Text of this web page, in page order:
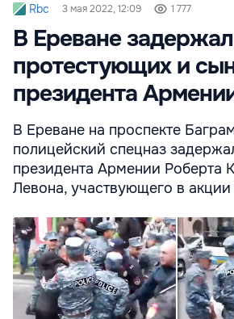
Rbc 3 мая 2022, 12:09 1 777
В Ереване
протестующих и
президента
В Ереване на проспекте
полицейский спецназ
президента Армении Роберта
Левона, участвующего в акции